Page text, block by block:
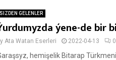
SIZDEN GELENLER
ýene-de bir
Ata Watan Eserleri 2022-04-13 0
hemişelik Bitarap